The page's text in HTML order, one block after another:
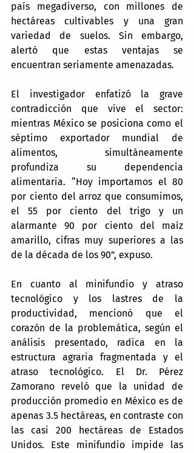
país megadiverso, con millones de
hectáreas cultivables y una gran
variedad de suelos. Sin embargo,
alertó que estas ventajas se
encuentran seriamente amenazadas.
El investigador enfatizó la grave
contradicción que vive el sector:
mientras México se posiciona como el
séptimo exportador mundial de
alimentos, simultáneamente
profundiza su dependencia
alimentaria. “Hoy importamos el 80
por ciento del arroz que consumimos,
el 55 por ciento del trigo y un
alarmante 90 por ciento del maíz
amarillo, cifras muy superiores a las
de la década de los 90”, expuso.
En cuanto al minifundio y atraso
tecnológico y los lastres de la
productividad, mencionó que el
corazón de la problemática, según el
análisis presentado, radica en la
estructura agraria fragmentada y el
atraso tecnológico. El Dr. Pérez
Zamorano reveló que la unidad de
producción promedio en México es de
apenas 3.5 hectáreas, en contraste con
las casi 200 hectáreas de Estados
Unidos. Este minifundio impide las